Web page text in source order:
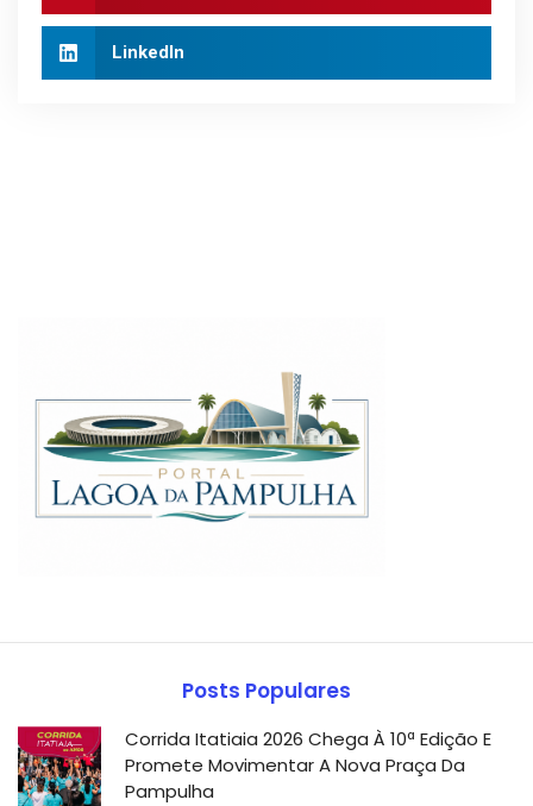
LinkedIn
Posts Populares
Corrida Itatiaia 2026 Chega À 10ª Edição E
Promete Movimentar A Nova Praça Da
Pampulha